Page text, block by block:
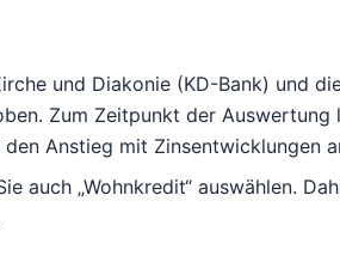
und Diakonie (KD-Bank) und
Zum Zeitpunkt der Auswertung
Anstieg mit Zinsentwicklungen
auch „Wohnkredit“ auswählen.